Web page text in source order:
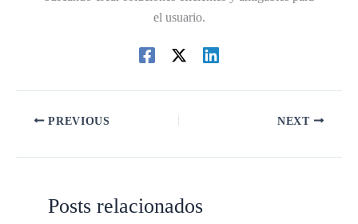
el usuario.
PREVIOUS NEXT
Posts relacionados